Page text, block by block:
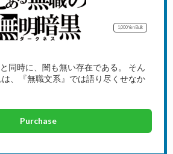
1,000YenBulk
同時に、闇も無い存在である。 そん
、『無職文系』では語り尽くせなか
Purchase